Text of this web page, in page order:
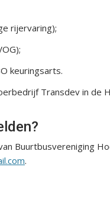
rijervaring);
keuringsarts.
Transdev in de
Buurtbusvereniging
.